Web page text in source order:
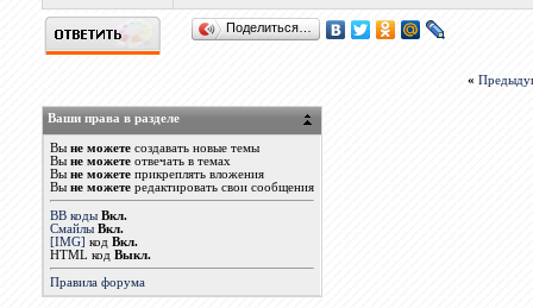
Поделиться…
«
Ваши права в разделе
Вы не можетесоздавать новые темы
Вы не можетеотвечать в темах
Вы не можетеприкреплять вложения
Вы не можетередактировать свои сообщения
BB коды Вкл.
Смайлы Вкл.
[IMG] код Вкл.
HTML код Выкл.
Правила форума